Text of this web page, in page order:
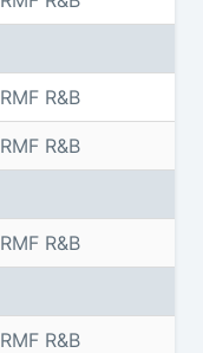
RMF R&B
RMF R&B
RMF R&B
RMF R&B